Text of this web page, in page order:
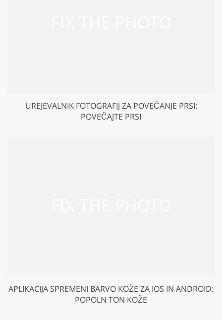
UREJEVALNIK FOTOGRAFIJ ZA POVEČANJE PRSI:
POVEČAJTE PRSI
APLIKACIJA SPREMENI BARVO KOŽE ZA IOS IN ANDROID:
POPOLN TON KOŽE